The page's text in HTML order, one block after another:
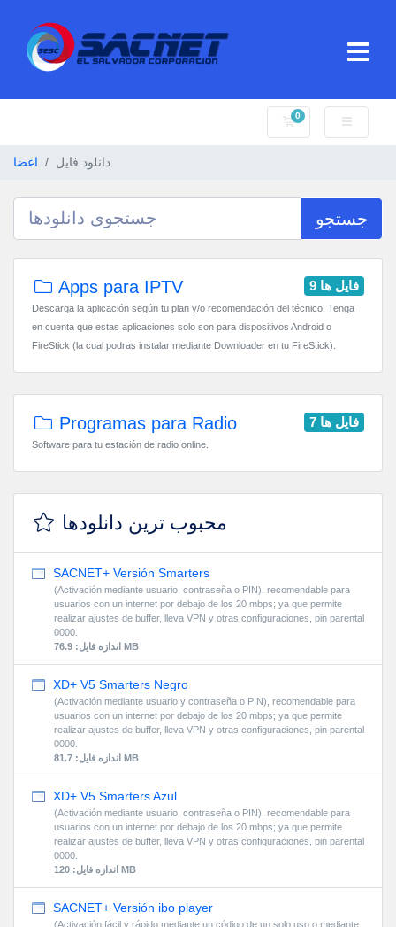
0
کارت خرید
اعضا دانلود فایل
جستجو
Apps para IPTV 9 فایل ها
Descarga la aplicación según tu plan y/o recomendación del técnico. Tenga
en cuenta que estas aplicaciones solo son para dispositivos Android o
FireStick (la cual podras instalar mediante Downloader en tu FireStick).
Programas para Radio 7 فایل ها
Software para tu estación de radio online.
محبوب ترین دانلودها
SACNET+ Versión Smarters
(Activación mediante usuario, contraseña o PIN), recomendable para
usuarios con un internet por debajo de los 20 mbps; ya que permite
realizar ajustes de buffer, lleva VPN y otras configuraciones, pin parental
0000.
اندازه فایل: 76.9 MB
XD+ V5 Smarters Negro
(Activación mediante usuario y contraseña o PIN), recomendable para
usuarios con un internet por debajo de los 20 mbps; ya que permite
realizar ajustes de buffer, lleva VPN y otras configuraciones, pin parental
0000.
اندازه فایل: 81.7 MB
XD+ V5 Smarters Azul
(Activación mediante usuario, contraseña o PIN), recomendable para
usuarios con un internet por debajo de los 20 mbps; ya que permite
realizar ajustes de buffer, lleva VPN y otras configuraciones, pin parental
0000.
اندازه فایل: 120 MB
SACNET+ Versión ibo player
(Activación fácil y rápido mediante un código de un solo uso o mediante